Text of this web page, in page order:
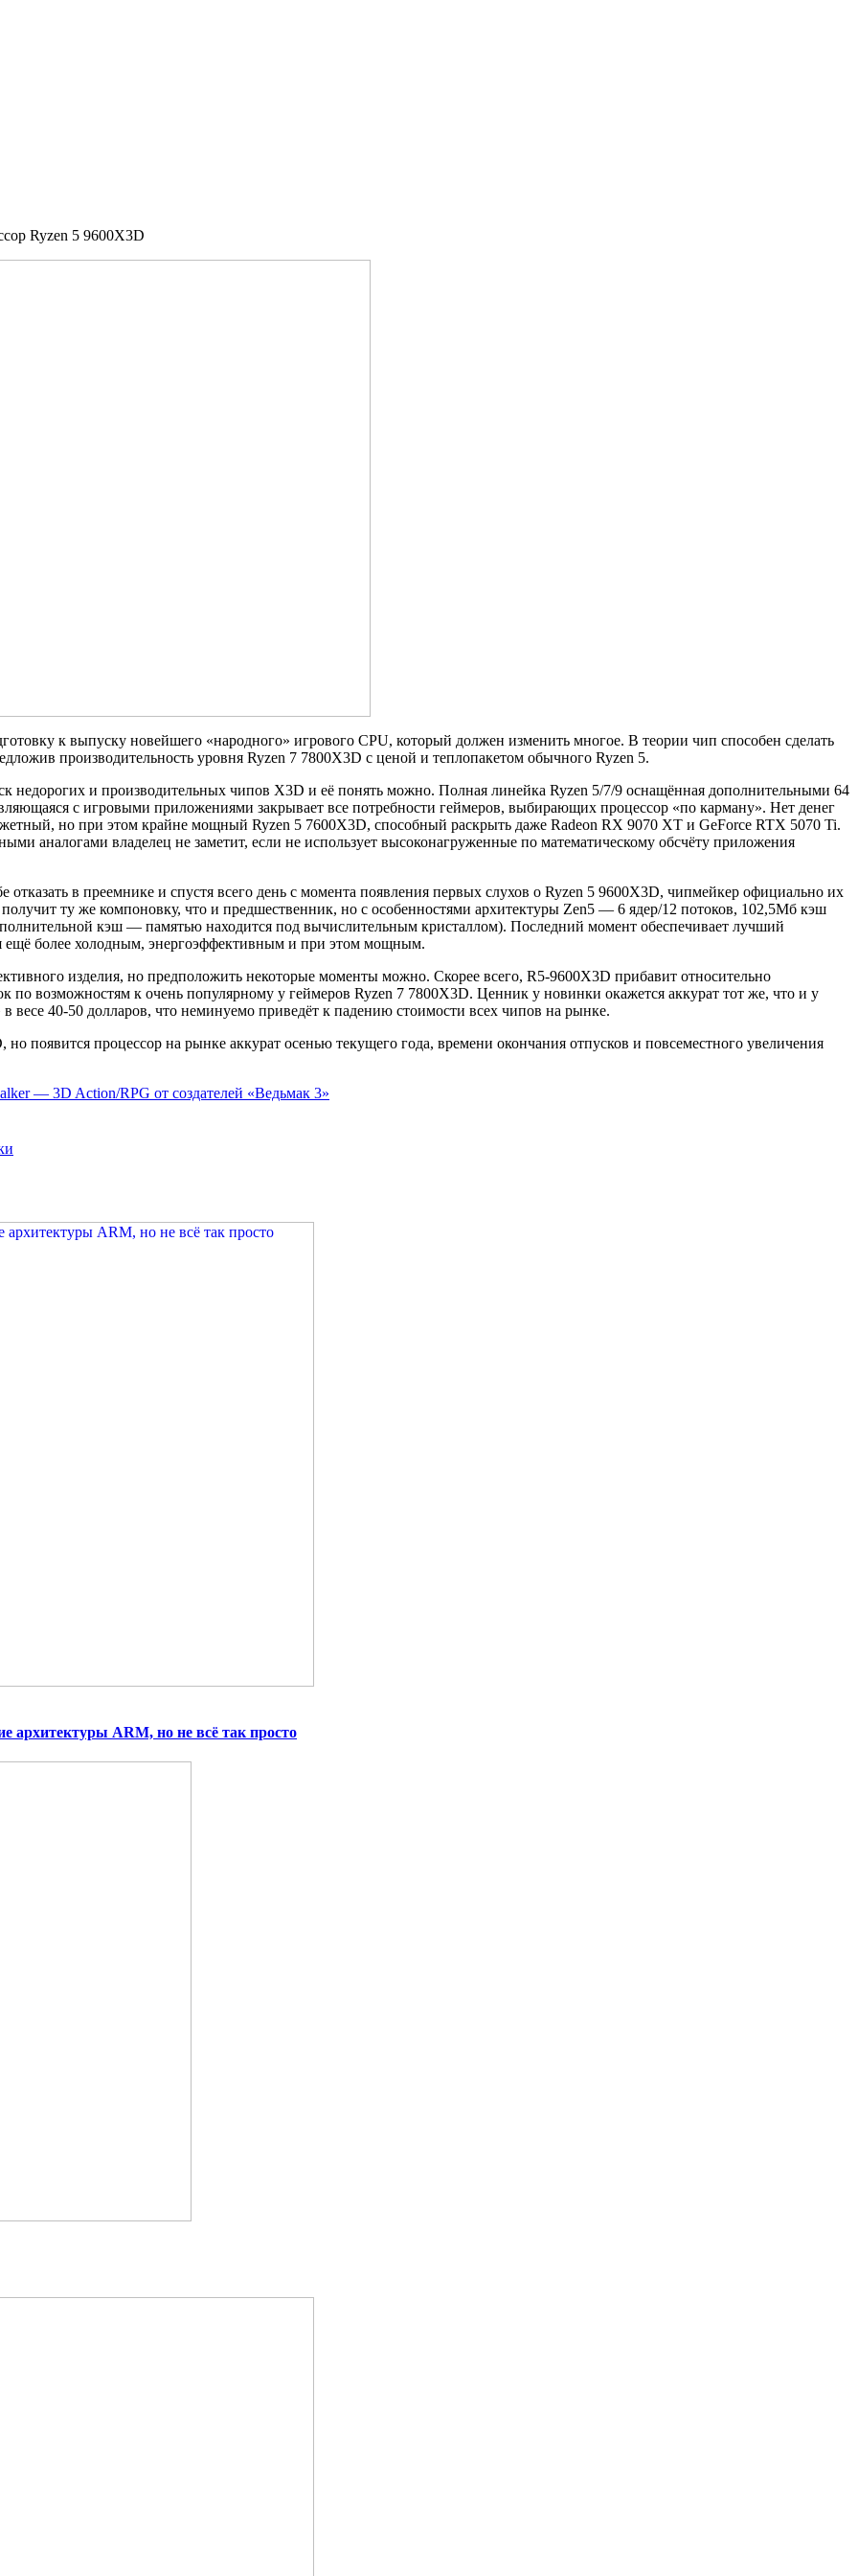
Ryzen 5 9600X3D
к выпуску новейшего «народного» игрового CPU, который должен изменить многое. В теории чип способен сделать
производительность уровня Ryzen 7 7800X3D с ценой и теплопакетом обычного Ryzen 5.
недорогих и производительных чипов X3D и её понять можно. Полная линейка Ryzen 5/7/9 оснащённая дополнительными 64
с игровыми приложениями закрывает все потребности геймеров, выбирающих процессор «по карману». Нет денег
но при этом крайне мощный Ryzen 5 7600X3D, способный раскрыть даже Radeon RX 9070 XT и GeForce RTX 5070 Ti.
аналогами владелец не заметит, если не использует высоконагруженные по математическому обсчёту приложения
отказать в преемнике и спустя всего день с момента появления первых слухов о Ryzen 5 9600X3D, чипмейкер официально их
ту же компоновку, что и предшественник, но с особенностями архитектуры Zen5 — 6 ядер/12 потоков, 102,5Мб кэш
кэш — памятью находится под вычислительным кристаллом). Последний момент обеспечивает лучший
ещё более холодным, энергоэффективным и при этом мощным.
изделия, но предположить некоторые моменты можно. Скорее всего, R5-9600X3D прибавит относительно
по возможностям к очень популярному у геймеров Ryzen 7 7800X3D. Ценник у новинки окажется аккурат тот же, что и у
весе 40-50 долларов, что неминуемо приведёт к падению стоимости всех чипов на рынке.
появится процессор на рынке аккурат осенью текущего года, времени окончания отпусков и повсеместного увеличения
— 3D Action/RPG от создателей «Ведьмак 3»
архитектуры ARM, но не всё так просто